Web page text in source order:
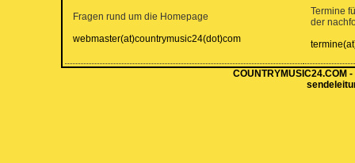
Fragen rund um die Homepage
webmaster(at)countrymusic24(dot)com
Termine
der
COUNTRYMUSIC24.COM